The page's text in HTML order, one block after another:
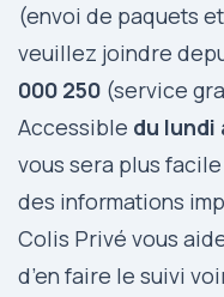
(envoi de paquets
veuillez joindre
000 250 (service
Accessible du lundi
vous sera plus
des informations
Colis Privé vous
d’en faire le suivi